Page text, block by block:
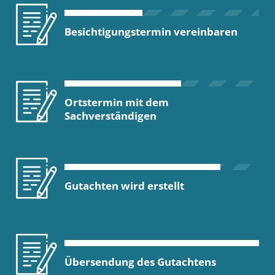
Besichtigungstermin vereinbaren
Ortstermin mit dem
Sachverständigen
Gutachten wird erstellt
Übersendung des Gutachtens